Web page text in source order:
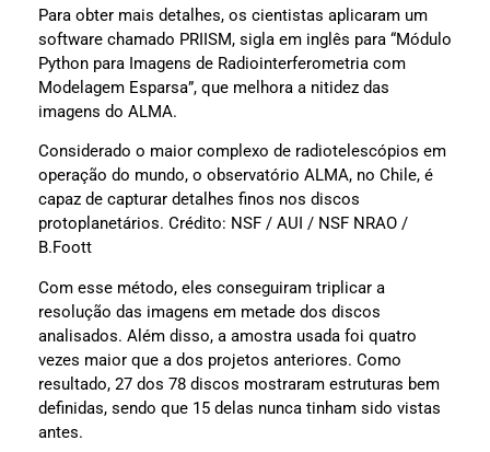
Para obter mais detalhes, os cientistas aplicaram um
software chamado PRIISM, sigla em inglês para “Módulo
Python para Imagens de Radiointerferometria com
Modelagem Esparsa”, que melhora a nitidez das
imagens do ALMA.
Considerado o maior complexo de radiotelescópios em
operação do mundo, o observatório ALMA, no Chile, é
capaz de capturar detalhes finos nos discos
protoplanetários. Crédito: NSF / AUI / NSF NRAO /
B.Foott
Com esse método, eles conseguiram triplicar a
resolução das imagens em metade dos discos
analisados. Além disso, a amostra usada foi quatro
vezes maior que a dos projetos anteriores. Como
resultado, 27 dos 78 discos mostraram estruturas bem
definidas, sendo que 15 delas nunca tinham sido vistas
antes.